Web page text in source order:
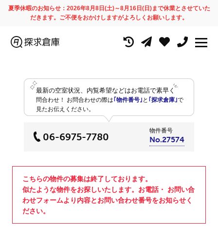
夏季休暇のお知らせ：2026年8月8日(土)～8月16日(日)まで休業とさせていた
だきます。ご不便をおかけしますがよろしくお願いします。
最新の空室状況、内覧希望などはお電話で素早く
問合わせ！ お問合わせの際は ｢物件番号｣ と ｢探求倉庫｣で
見たお伝えください。
06-6975-7780
物件番号
No.27574
こちらの物件の募集は終了しております。
似たような物件をお探しいたします。お電話・ お問い合
わせフォームより内容とお問い合わせ番号をお知らせく
ださい。